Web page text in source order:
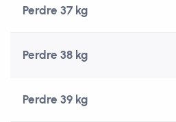
Perdre 37 kg
Perdre 38 kg
Perdre 39 kg